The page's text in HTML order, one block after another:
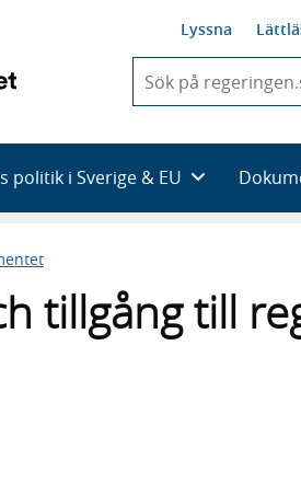
Lyssna
du
skriva
framträder
en
politik i Sverige & EU
tillgång till